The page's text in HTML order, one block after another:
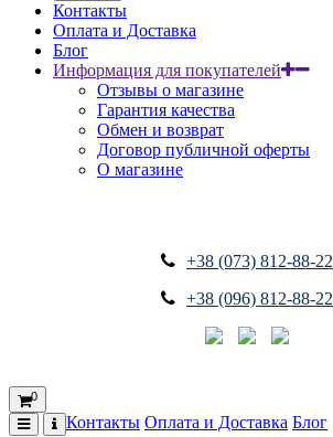
Контакты
Оплата и Доставка
Блог
Информация для покупателей
Отзывы о магазине
Гарантия качества
Обмен и возврат
Договор публичной оферты
О магазине
+38 (073) 812-88-22
+38 (096) 812-88-22
0
Контакты Оплата и Доставка Блог